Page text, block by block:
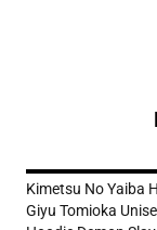
Kimetsu No Yaiba
Giyu Tomioka